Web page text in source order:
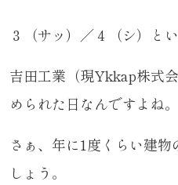
３（サッ）／４（シ）と
吉田工業（現Ykkap株式
められた日なんですよね。
さぁ、年に1度くらい建
しょう。